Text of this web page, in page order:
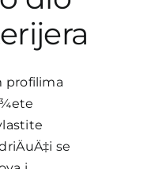
profilima
se